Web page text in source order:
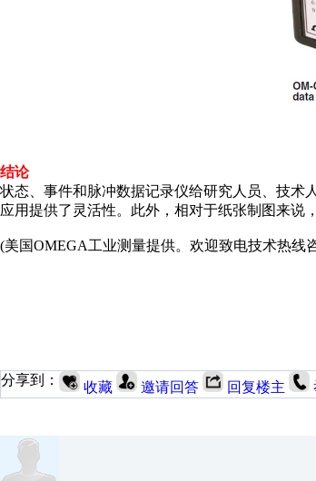
结论
状态、事件和脉冲数据记录仪给研究人员、技术
应用提供了灵活性。此外，相对于纸张制图来说
(美国OMEGA工业测量提供。欢迎致电技术热线
分享到： 收藏 邀请回答 回复楼主